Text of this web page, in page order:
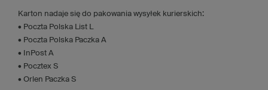
Karton nadaje się do pakowania wysyłek kurierskich:
• Poczta Polska List L
• Poczta Polska Paczka A
• InPost A
• Pocztex S
• Orlen Paczka S